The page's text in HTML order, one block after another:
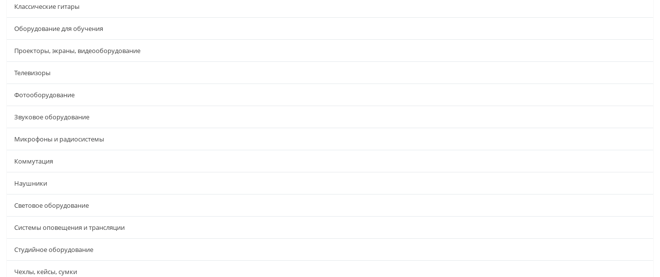
Классические гитары
Оборудование для обучения
Проекторы, экраны, видеооборудование
Телевизоры
Фотооборудование
Звуковое оборудование
Микрофоны и радиосистемы
Коммутация
Наушники
Световое оборудование
Системы оповещения и трансляции
Студийное оборудование
Чехлы, кейсы, сумки